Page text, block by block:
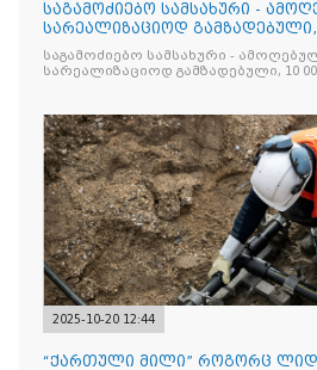
საგამოძიებო სამსახური -
სარეალიზაციოდ
მეტი „Jacobs Monar
საგამოძიებო სამსახური -
სარეალიზაციოდ გამზადებული, 10
„Raffaello”-ს სასაქონლო ნიშნით
ტკბილეული
2025-10-20 12:44
“ქართული მილი” როგორც